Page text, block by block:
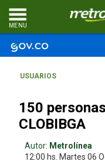
MENU
USUARIOS
150
CLOBIBGA
Autor: Metrolínea
12:00 hs. Martes 06